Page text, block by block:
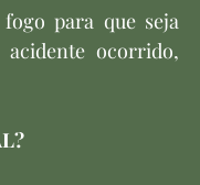
para que seja
ocorrido,